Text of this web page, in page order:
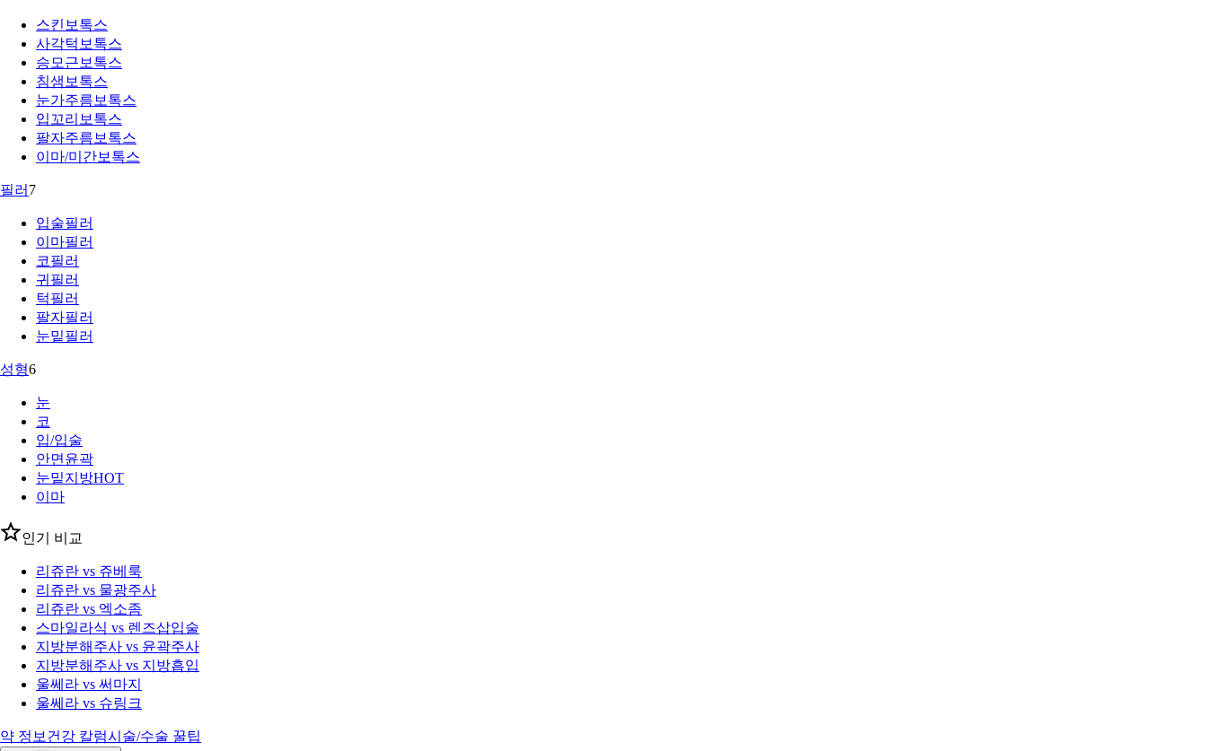
스킨보톡스
사각턱보톡스
승모근보톡스
침샘보톡스
눈가주름보톡스
입꼬리보톡스
팔자주름보톡스
이마/미간보톡스
필러 7
입술필러
이마필러
코필러
귀필러
턱필러
팔자필러
눈밑필러
성형6
눈
코
입/입술
안면윤곽
눈밑지방HOT
이마
인기 비교
리쥬란 vs 쥬베룩
리쥬란 vs 물광주사
리쥬란 vs 엑소좀
스마일라식 vs 렌즈삽입술
지방분해주사 vs 윤곽주사
지방분해주사 vs 지방흡입
울쎄라 vs 써마지
울쎄라 vs 슈링크
약 정보 건강 칼럼시술/수술 꿀팁